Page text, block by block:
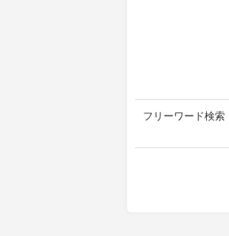
フリーワード検索